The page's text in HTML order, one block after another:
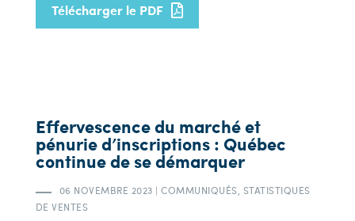
Télécharger le PDF
Effervescence du marché et
pénurie d’inscriptions : Québec
continue de se démarquer
06 NOVEMBRE 2023 | COMMUNIQUÉS, STATISTIQUES
DE VENTES